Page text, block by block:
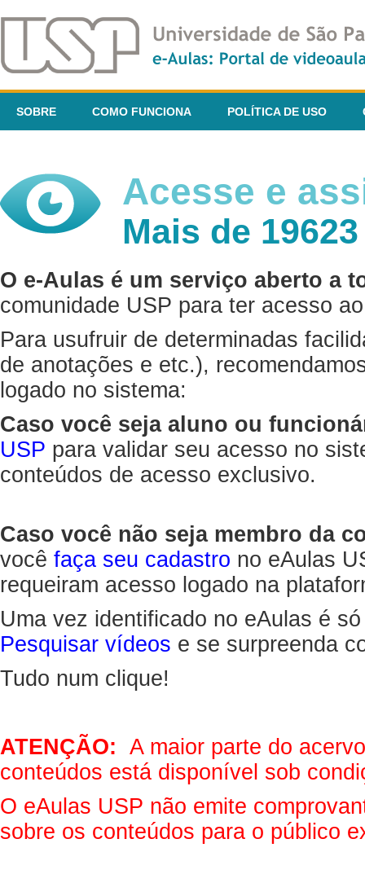
SOBRE COMO FUNCIONA POLÍTICA DE USO
Acesse e
Mais de
O e-Aulas é um serviço aberto a
comunidade USP para ter acesso
Para usufruir de determinadas
de anotações e etc.),
logado no sistema:
Caso você seja aluno ou
USP para validar seu acesso no
conteúdos de acesso exclusivo.
Caso você não seja membro da
você faça seu cadastro no eAulas
requeiram acesso logado na
Uma vez identificado no eAulas é
Pesquisar vídeos e se surpreenda
Tudo num clique!
ATENÇÃO: A maior parte do
conteúdos está disponível sob
O eAulas USP não emite
sobre os conteúdos para o público